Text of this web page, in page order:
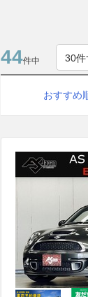
44件中
おすすめ